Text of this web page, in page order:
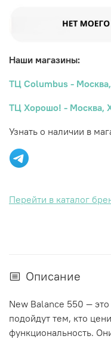
Наши магазины:
ТЦ Columbus - Москва,
ТЦ Хорошо! - Москва,
Узнать о наличии в
Перейти в каталог
Описание
New Balance 550 —
подойдут тем, кто
функциональность.